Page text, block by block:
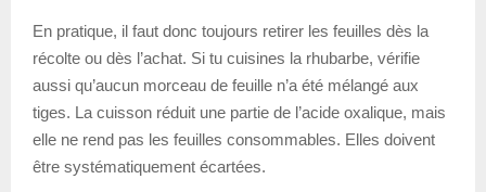
En pratique, il faut donc toujours retirer les feuilles dès la
récolte ou dès l’achat. Si tu cuisines la rhubarbe, vérifie
aussi qu’aucun morceau de feuille n’a été mélangé aux
tiges. La cuisson réduit une partie de l’acide oxalique, mais
elle ne rend pas les feuilles consommables. Elles doivent
être systématiquement écartées.